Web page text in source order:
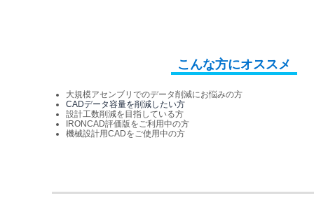
こんな方にオススメ
大規模アセンブリでのデータ削減にお悩みの方
CADデータ容量を削減したい方
設計工数削減を目指している方
IRONCAD評価版をご利用中の方
機械設計用CADをご使用中の方